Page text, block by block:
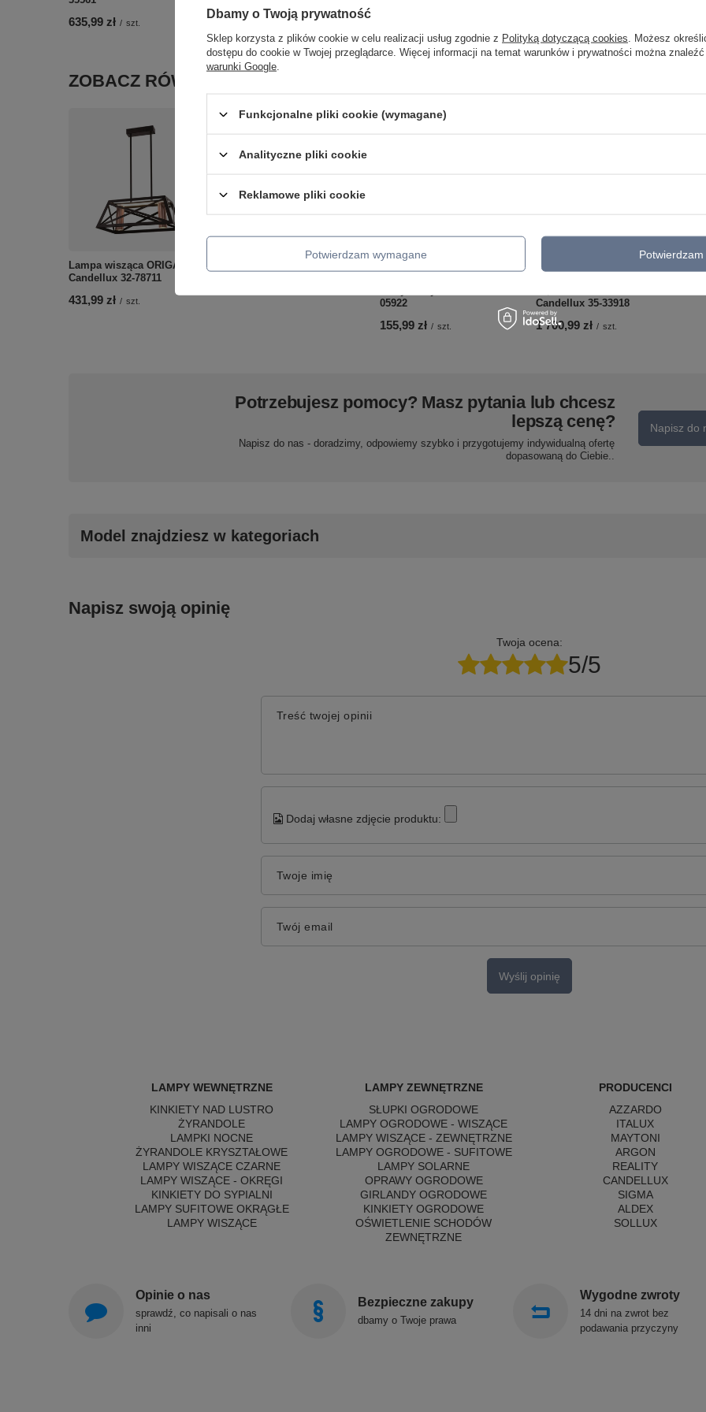
635,99 zł / szt. 393,99 zł szt.
ZOBACZ RÓWNIEŻ
Lampa wisząca ORIGAMI
Candellux 32-78711
431,99 zł / szt.
NIKIEL Candellux 34-14668
Andy lampa kinkiet czarny
05922
155,99 zł / szt.
Candellux 35-33918
1 700,99 zł / szt.
Potrzebujesz pomocy? Masz pytania lub chcesz
lepszą cenę?
Napisz do nas - doradzimy, odpowiemy szybko i przygotujemy indywidualną ofertę
dopasowaną do Ciebie..
Napisz do
Model znajdziesz w kategoriach
Napisz swoją opinię
Twoja ocena:
5/5
Treść twojej opinii
Dodaj własne zdjęcie produktu:
Twoje imię
Twój email
Wyślij opinię
LAMPY WEWNĘTRZNE
KINKIETY NAD LUSTRO
ŻYRANDOLE
LAMPKI NOCNE
ŻYRANDOLE KRYSZTAŁOWE
LAMPY WISZĄCE CZARNE
LAMPY WISZĄCE - OKRĘGI
KINKIETY DO SYPIALNI
LAMPY SUFITOWE OKRĄGŁE
LAMPY WISZĄCE
LAMPY ZEWNĘTRZNE
SŁUPKI OGRODOWE
LAMPY OGRODOWE - WISZĄCE
LAMPY WISZĄCE - ZEWNĘTRZNE
LAMPY OGRODOWE - SUFITOWE
LAMPY SOLARNE
OPRAWY OGRODOWE
GIRLANDY OGRODOWE
KINKIETY OGRODOWE
OŚWIETLENIE SCHODÓW
ZEWNĘTRZNE
PRODUCENCI
AZZARDO
ITALUX
MAYTONI
ARGON
REALITY
CANDELLUX
SIGMA
ALDEX
SOLLUX
Opinie o nas
sprawdź, co napisali o nas
inni
Bezpieczne zakupy
dbamy o Twoje prawa
Wygodne zwroty
14 dni na zwrot bez
podawania przyczyny
Dbamy o Twoją prywatność
Sklep korzysta z plików cookie w celu realizacji usług zgodnie z Polityką dotyczącą cookies . Możesz
dostępu do cookie w Twojej przeglądarce. Więcej informacji na temat warunków i prywatności można
warunki Google
Funkcjonalne pliki cookie (wymagane)
Analityczne pliki cookie
Reklamowe pliki cookie
Potwierdzam wymagane